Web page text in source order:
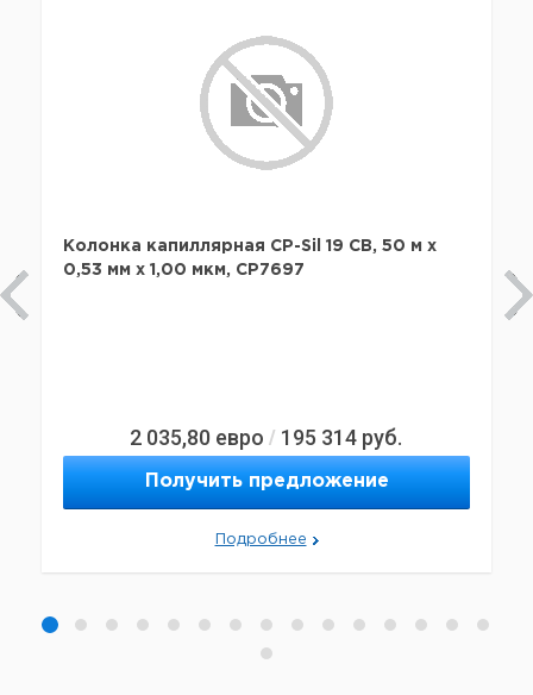
Колонка капиллярная CP-Sil 19 CB, 50 м x
0,53 мм х 1,00 мкм, CP7697
2 035,80 евро / 195 314 руб.
Получить предложение
Подробнее